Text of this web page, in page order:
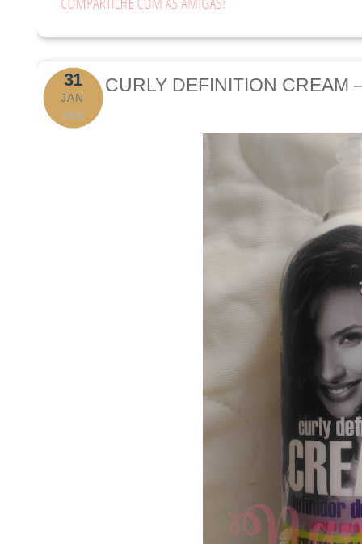
31
JAN
2020
CURLY DEFINITION CREAM